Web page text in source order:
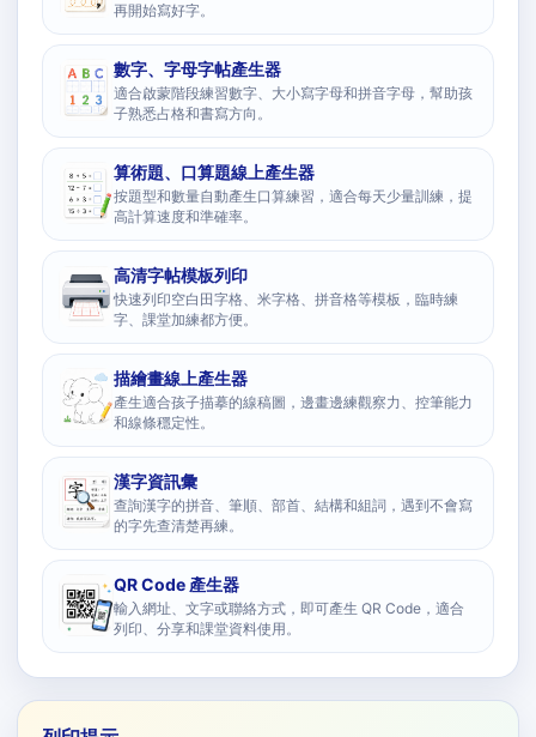
再開始寫好字。
數字、字母字帖產生器
適合啟蒙階段練習數字、大小寫字母和拼音字母，幫助孩
子熟悉占格和書寫方向。
算術題、口算題線上產生器
按題型和數量自動產生口算練習，適合每天少量訓練，提
高計算速度和準確率。
高清字帖模板列印
快速列印空白田字格、米字格、拼音格等模板，臨時練
字、課堂加練都方便。
描繪畫線上產生器
產生適合孩子描摹的線稿圖，邊畫邊練觀察力、控筆能力
和線條穩定性。
漢字資訊彙
查詢漢字的拼音、筆順、部首、結構和組詞，遇到不會寫
的字先查清楚再練。
QR Code 產生器
輸入網址、文字或聯絡方式，即可產生 QR Code，適合
列印、分享和課堂資料使用。